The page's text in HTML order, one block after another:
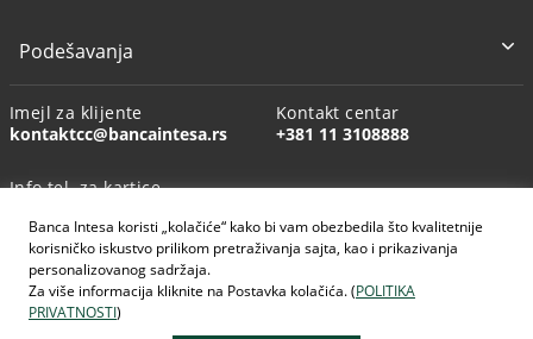
Banca Intesa koristi „kolačiće“ kako bi vam obezbedila što kvalitetnije
korisničko iskustvo prilikom pretraživanja sajta, kao i prikazivanja
personalizovanog sadržaja.
Za više informacija kliknite na Postavka kolačića. (POLITIKA
PRIVATNOSTI)
Podešavanja
Imejl za klijente
kontaktcc@bancaintesa.rs
Kontakt centar
+381 11 3108888
Info tel. za kartice